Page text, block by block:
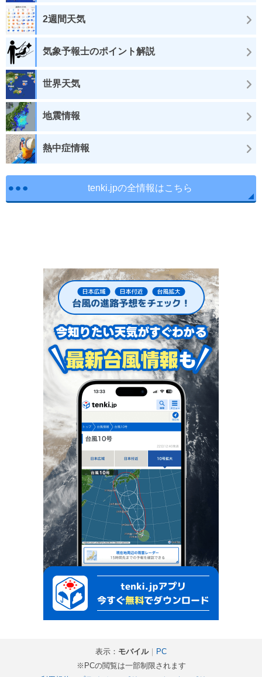
2週間天気
気象予報士のポイント解説
世界天気
地震情報
熱中症情報
tenki.jpの全情報はこちら
表示： モバイル｜
PC
※PCの閲覧は一部制限されます